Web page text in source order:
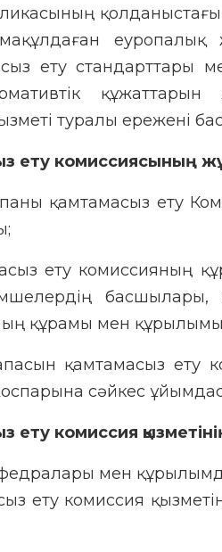
еуропалық
ету стандарттары
туралы ережені
ету комиссиясының
қамтамасыз ету
ету комиссияның
басшылары,
құрамы мен құрылымын
қамтамасыз
сәйкес
ету комиссия
мен
ету комиссия